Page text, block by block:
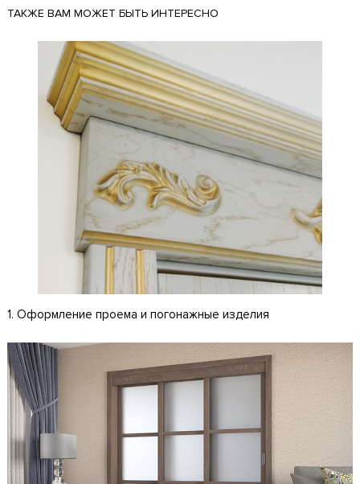
ТАКЖЕ ВАМ МОЖЕТ БЫТЬ ИНТЕРЕСНО
1. Оформление проема и погонажные изделия